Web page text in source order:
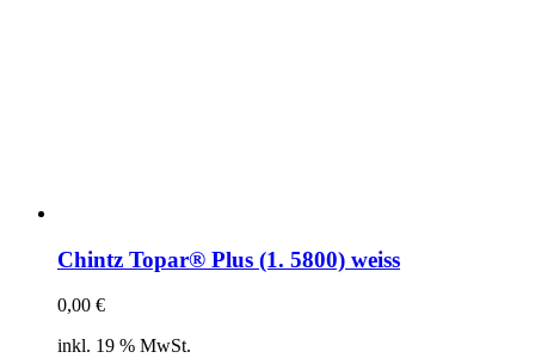
Chintz Topar® Plus (1. 5800) weiss
0,00 €
inkl. 19 % MwSt.